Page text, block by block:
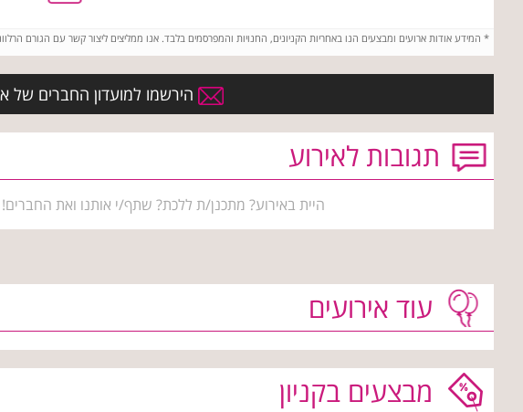
* המידע אודות ארועים ומבצעים הנו באחריות הקניונים, החנויות והמפרסמים בלבד. אנו ממליצים ליצור קשר עם הגורם
הירשמו למועדון החברים של
תגובות לאירוע
היית באירוע? מתכנן/ת ללכת? שתף/י אותנו ואת החברים!
עוד אירועים
מבצעים בקניון